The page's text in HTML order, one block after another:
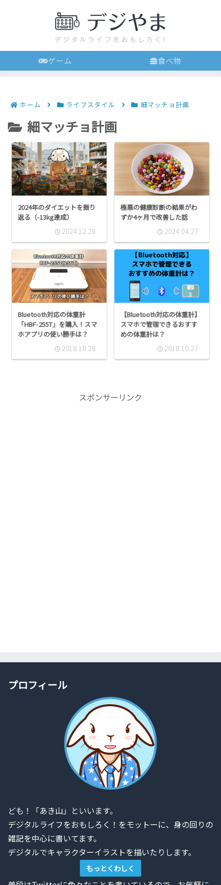
ゲーム 食べ物
ホーム ライフスタイル 細マッチョ計画
細マッチョ計画
2024年のダイエットを振り
返る（-13kg達成）
2024.12.28
極悪の健康診断の結果がわ
ずか4ヶ月で改善した話
2024.04.27
Bluetooth対応の体重計
「HBF-255T」を購入！スマ
ホアプリの使い勝手は？
2018.10.28
【Bluetooth対応の体重計】
スマホで管理できるおすす
めの体重計は？
2018.10.27
スポンサーリンク
プロフィール
ども！「あき山」といいます。
デジタルライフをおもしろく！をモットーに、身の回りの
雑記を中心に書いてます。
デジタルでキャラクターイラストを描いたりします。
もっとくわしく